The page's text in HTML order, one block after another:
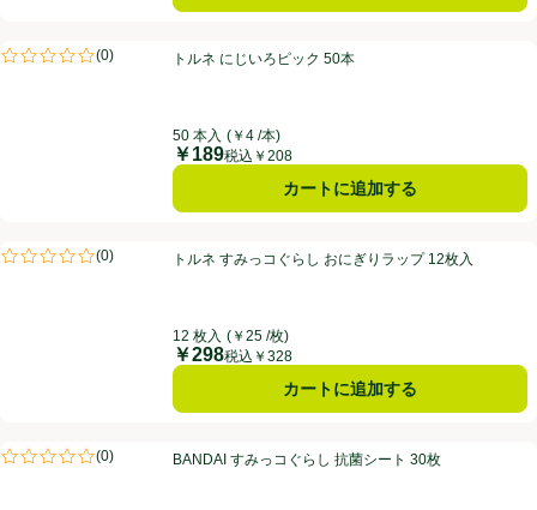
トルネ にじいろピック 50本
(0)
評価は0件のレビューで5点中0.0点。
トルネ にじいろピック 50本
50 本入 (￥4 /本)
価格
￥189税込￥208
カートに追加する
トルネ すみっコぐらし おにぎりラップ 12枚入
(0)
評価は0件のレビューで5点中0.0点。トルネ すみっコぐらし おにぎりラップ 12枚入
12 枚入 (￥25 /枚)
価格
￥298税込￥328
カートに追加する
BANDAI すみっコぐらし 抗菌シート 30枚
(0)
評価は0件のレビューで5点中0.0点。BANDAI すみっコぐらし 抗菌シート 30枚